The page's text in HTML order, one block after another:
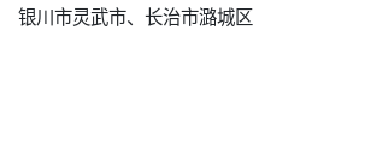
银川市灵武市、长治市潞城区